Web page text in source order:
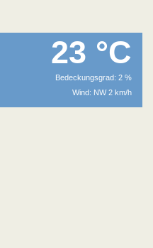
23 °C
Bedeckungsgrad: 2 %
Wind: NW 2 km/h